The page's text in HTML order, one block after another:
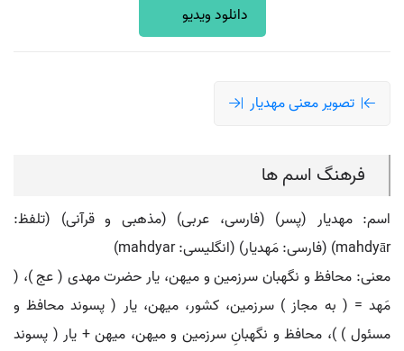
دانلود ویدیو
تصویر معنی مهدیار
فرهنگ اسم ها
اسم: مهدیار (پسر) (فارسی، عربی) (مذهبی و قرآنی) (تلفظ:
mahdyār) (فارسی: مَهديار) (انگلیسی: mahdyar)
معنی: محافظ و نگهبان سرزمین و میهن، یار حضرت مهدی ( عج )، (
مَهد = ( به مجاز ) سرزمین، کشور، میهن، یار ( پسوند محافظ و
مسئول ) )، محافظ و نگهبانِ سرزمین و میهن، میهن + یار ( پسوند